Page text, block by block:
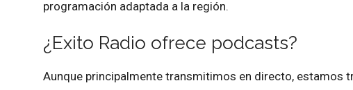
programación adaptada a la región.
¿Exito Radio ofrece podcasts?
Aunque principalmente transmitimos en directo, estamos